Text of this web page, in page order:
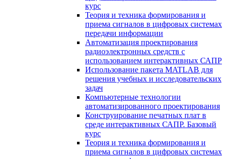
курс
Теория и техника формирования и
приема сигналов в цифровых системах
передачи информации
Автоматизация проектирования
радиоэлектронных средств с
использованием интерактивных САПР
Использование пакета MATLAB для
решения учебных и исследовательских
задач
Компьютерные технологии
автоматизированного проектирования
Конструирование печатных плат в
среде интерактивных САПР. Базовый
курс
Теория и техника формирования и
приема сигналов в цифровых системах